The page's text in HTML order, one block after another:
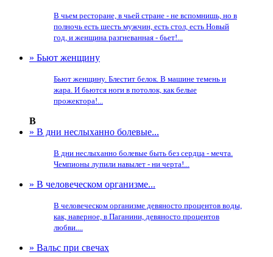
В чьем ресторане, в чьей стране - не вспомнишь, но в
полночь есть шесть мужчин, есть стол, есть Новый
год, и женщина разгневанная - бьет!...
» Бьют женщину
Бьют женщину. Блестит белок. В машине темень и
жара. И бьются ноги в потолок, как белые
прожектора!...
В
» В дни неслыханно болевые...
В дни неслыханно болевые быть без сердца - мечта.
Чемпионы лупили навылет - ни черта!...
» В человеческом организме...
В человеческом организме девяносто процентов воды,
как, наверное, в Паганини, девяносто процентов
любви....
» Вальс при свечах